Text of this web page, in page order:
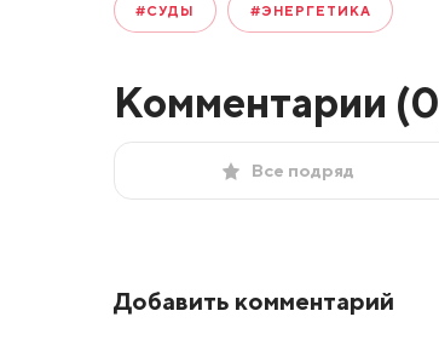
#СУДЫ #ЭНЕРГЕТИКА
Комментарии (0
Все подряд
Добавить комментарий